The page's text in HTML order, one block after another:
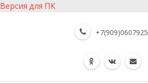
Версия для ПК
+7(909)0607925